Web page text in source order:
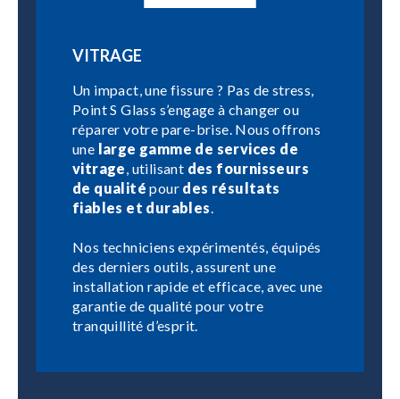
VITRAGE
Un impact, une fissure ? Pas de stress,
Point S Glass s’engage à changer ou
réparer votre pare-brise. Nous offrons
une large gamme de services de
vitrage , utilisant des fournisseurs
de qualité pour des résultats
fiables et durables
Nos techniciens expérimentés, équipés
des derniers outils, assurent une
installation rapide et efficace, avec une
garantie de qualité pour votre
tranquillité d’esprit.